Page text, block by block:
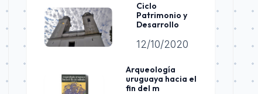
Ciclo
Patrimonio y
Desarrollo
12/10/2020
Arqueología
uruguaya hacia el
fin del m